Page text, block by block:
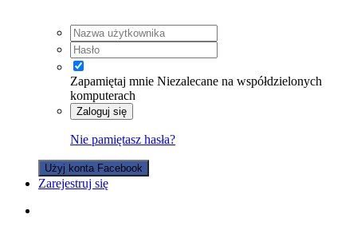
Zapamiętaj mnie Niezalecane na współdzielonych
komputerach
Zaloguj się
Nie pamiętasz hasła?
Użyj konta Facebook
Zarejestruj się